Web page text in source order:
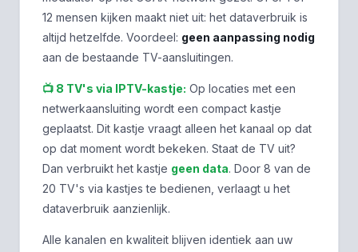
12 mensen kijken maakt niet uit: het dataverbruik is
altijd hetzelfde. Voordeel: geen aanpassing nodig
aan de bestaande TV-aansluitingen.
📺 8 TV's via IPTV-kastje: Op locaties met een
netwerkaansluiting wordt een compact kastje
geplaatst. Dit kastje vraagt alleen het kanaal op dat
op dat moment wordt bekeken. Staat de TV uit?
Dan verbruikt het kastje geen data. Door 8 van de
20 TV's via kastjes te bedienen, verlaagt u het
dataverbruik aanzienlijk.
Alle kanalen en kwaliteit blijven identiek aan uw